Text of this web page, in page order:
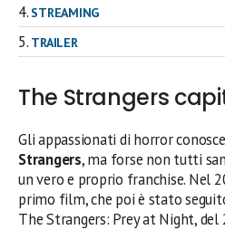
STREAMING
TRAILER
The Strangers
Gli appassionati di horror
Strangers, ma forse non tutti
un vero e proprio franchise. Nel
primo film, che poi è stato
The Strangers: Prey at Night, del